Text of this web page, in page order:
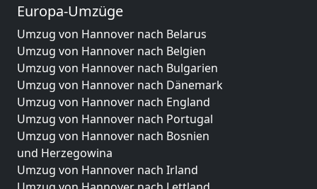
Europa-Umzüge
Umzug von Hannover nach Belarus
Umzug von Hannover nach Belgien
Umzug von Hannover nach Bulgarien
Umzug von Hannover nach Dänemark
Umzug von Hannover nach England
Umzug von Hannover nach Portugal
Umzug von Hannover nach Bosnien
und Herzegowina
Umzug von Hannover nach Irland